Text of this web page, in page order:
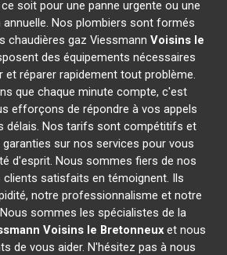
soit pour une panne urgente ou une
annuelle. Nos plombiers sont formés
chaudières gaz ViessmannVoisins le
des équipements nécessaires
et réparer rapidement tout problème.
que chaque minute compte, c'est
efforçons de répondre à vos appels
délais. Nos tarifs sont compétitifs et
sur nos services pour vous
d'esprit. Nous sommes fiers de nos
satisfaits en témoignent. Ils
notre professionnalisme et notre
sommes les spécialistes de la
Voisins le Bretonneux et nous
de vous aider. N'hésitez pas à nous